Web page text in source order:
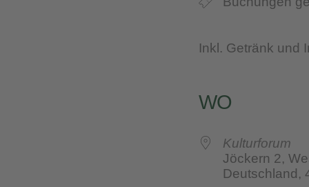
Inkl. Getränk und
WO
Kulturforum
Jöckern 2,
Deutschland,